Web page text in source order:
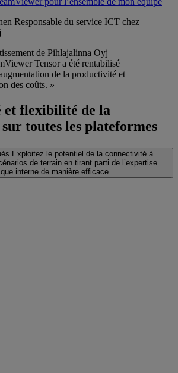
Responsable du service ICT chez
de Pihlajalinna Oyj
Tensor a été rentabilisé
de la productivité et
des coûts. »
flexibilité de la
sur toutes les plateformes
Exploitez le potentiel de la connectivité à
de terrain en tirant parti de l’expertise
interne de manière efficace.